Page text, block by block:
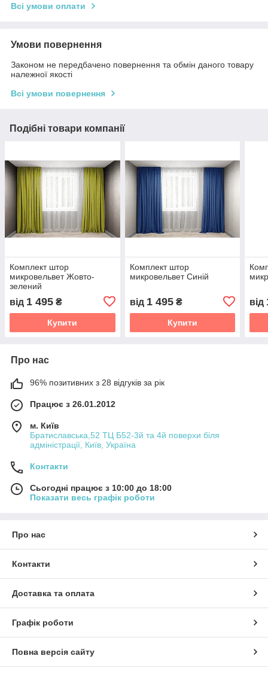
Всі умови оплати
Умови повернення
Законом не передбачено повернення та обмін даного товару
належної якості
Всі умови повернення
Подібні товари компанії
Комплект штор
микровельвет Жовто-
зелений
від 1 495 ₴
Купити
Комплект штор
микровельвет Синій
від 1 495₴
Купити
від
Про нас
96% позитивних з 28 відгуків за рік
Працює з 26.01.2012
м. Київ
Братиславська,52 ТЦ Б52-3й та 4й поверхи біля
адміністрації, Київ, Україна
Контакти
Сьогодні працює з 10:00 до 18:00
Показати весь графік роботи
Про нас
Контакти
Доставка та оплата
Графік роботи
Повна версія сайту